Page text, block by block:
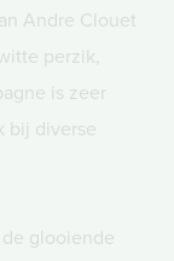
Andre Clouet
perzik,
is zeer
bij diverse
glooiende